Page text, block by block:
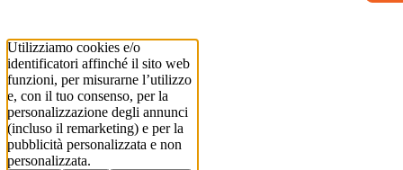
Utilizziamo cookies e/o
identificatori affinché il sito web
funzioni, per misurarne l’utilizzo
e, con il tuo consenso, per la
personalizzazione degli annunci
(incluso il remarketing) e per la
pubblicità personalizzata e non
personalizzata.